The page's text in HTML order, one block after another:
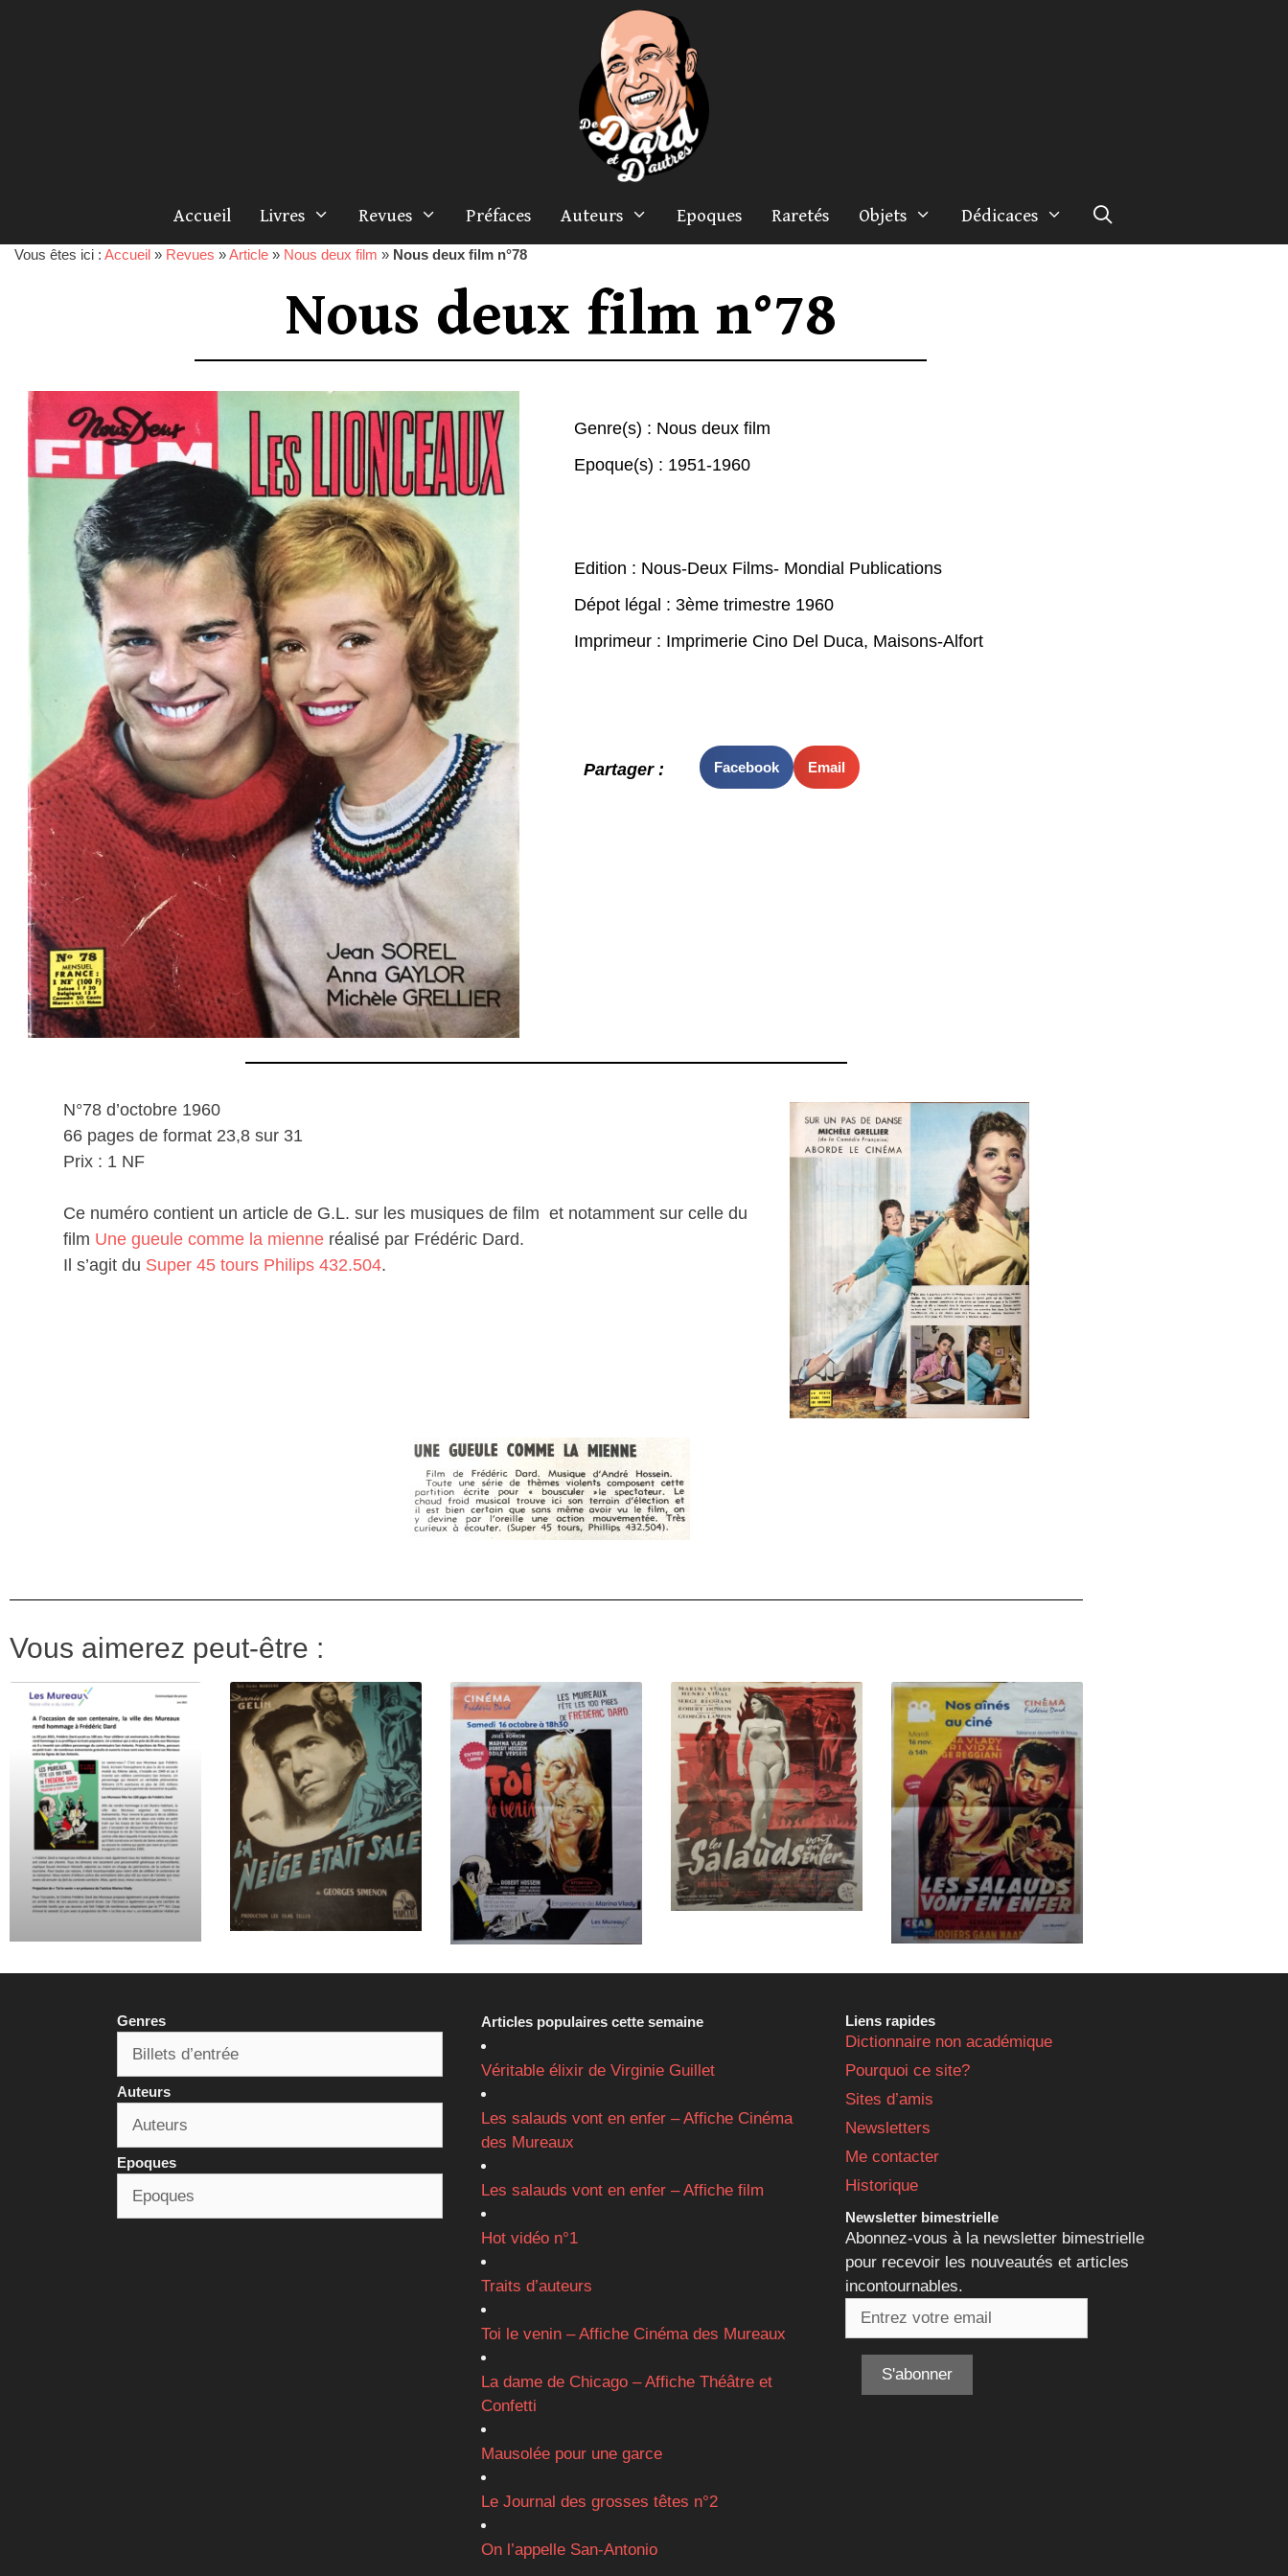
Accueil Livres Revues Préfaces Auteurs Epoques Raretés Objets Dédicaces
Vous êtes ici : Accueil » Revues »Article » Nous deux film » Nous deux film n°78
Nous deux film n°78
Genre(s) : Nous deux film
Epoque(s) : 1951-1960
Edition : Nous-Deux Films- Mondial Publications
Dépot légal : 3ème trimestre 1960
Imprimeur : Imprimerie Cino Del Duca, Maisons-Alfort
Partager : Facebook Email
N°78 d’octobre 1960
66 pages de format 23,8 sur 31
Prix : 1 NF
Ce numéro contient un article de G.L. sur les musiques de film et notamment sur celle du
film Une gueule comme la mienne réalisé par Frédéric Dard.
Il s’agit du Super 45 tours Philips 432.504.
Vous aimerez peut-être :
Genres
Auteurs
Epoques
Articles populaires cette semaine
Véritable élixir de Virginie Guillet
Les salauds vont en enfer – Affiche Cinéma
des Mureaux
Les salauds vont en enfer – Affiche film
Hot vidéo n°1
Traits d’auteurs
Toi le venin – Affiche Cinéma des Mureaux
La dame de Chicago – Affiche Théâtre et
Confetti
Mausolée pour une garce
Le Journal des grosses têtes n°2
On l’appelle San-Antonio
Liens rapides
Dictionnaire non académique
Pourquoi ce site?
Sites d’amis
Newsletters
Me contacter
Historique
Newsletter bimestrielle
Abonnez-vous à la newsletter bimestrielle
pour recevoir les nouveautés et articles
incontournables.